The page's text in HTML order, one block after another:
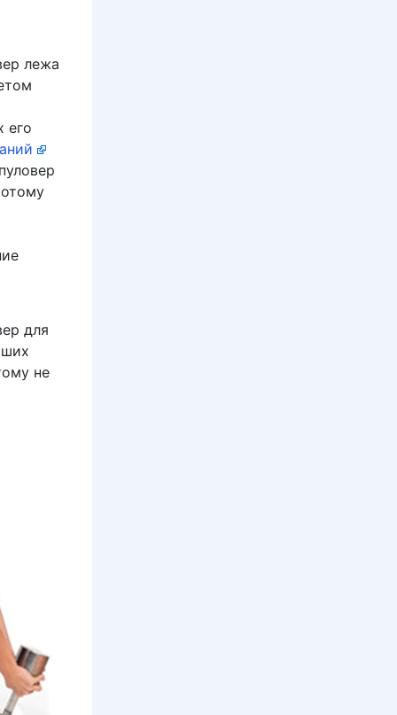
лежа
его
для
не